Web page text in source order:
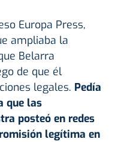
Europa Press,
ampliaba la
Belarra
de que él
legales. Pedía
que las
posteó en redes
legítima en